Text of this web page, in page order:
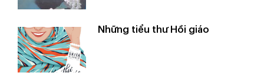
Những tiểu thư Hồi giáo